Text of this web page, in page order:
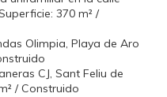
370 m² /
Olimpia, Playa de Aro
CJ, Sant Feliu de
/ Construido